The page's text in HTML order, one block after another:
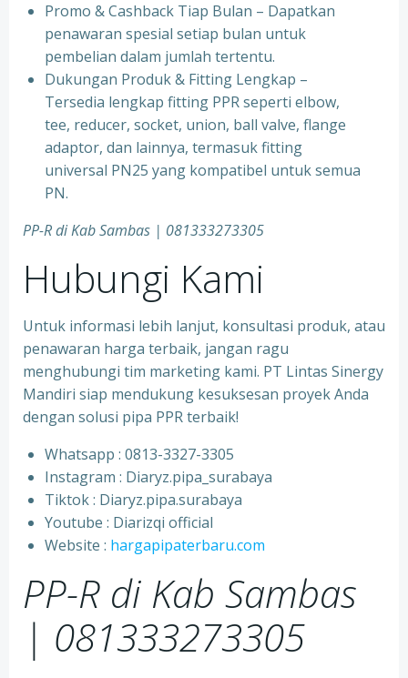
⁠Promo & Cashback Tiap Bulan – Dapatkan
penawaran spesial setiap bulan untuk
pembelian dalam jumlah tertentu.
⁠Dukungan Produk & Fitting Lengkap –
Tersedia lengkap fitting PPR seperti elbow,
tee, reducer, socket, union, ball valve, flange
adaptor, dan lainnya, termasuk fitting
universal PN25 yang kompatibel untuk semua
PN.
PP-R di Kab Sambas | 081333273305
Hubungi Kami
Untuk informasi lebih lanjut, konsultasi produk, atau
penawaran harga terbaik, jangan ragu
menghubungi tim marketing kami. PT Lintas Sinergy
Mandiri siap mendukung kesuksesan proyek Anda
dengan solusi pipa PPR terbaik!
Whatsapp : 0813-3327-3305
⁠Instagram : Diaryz.pipa_surabaya
⁠Tiktok : Diaryz.pipa.surabaya
⁠Youtube : Diarizqi official
⁠Website : hargapipaterbaru.com
PP-R di Kab Sambas
| 081333273305